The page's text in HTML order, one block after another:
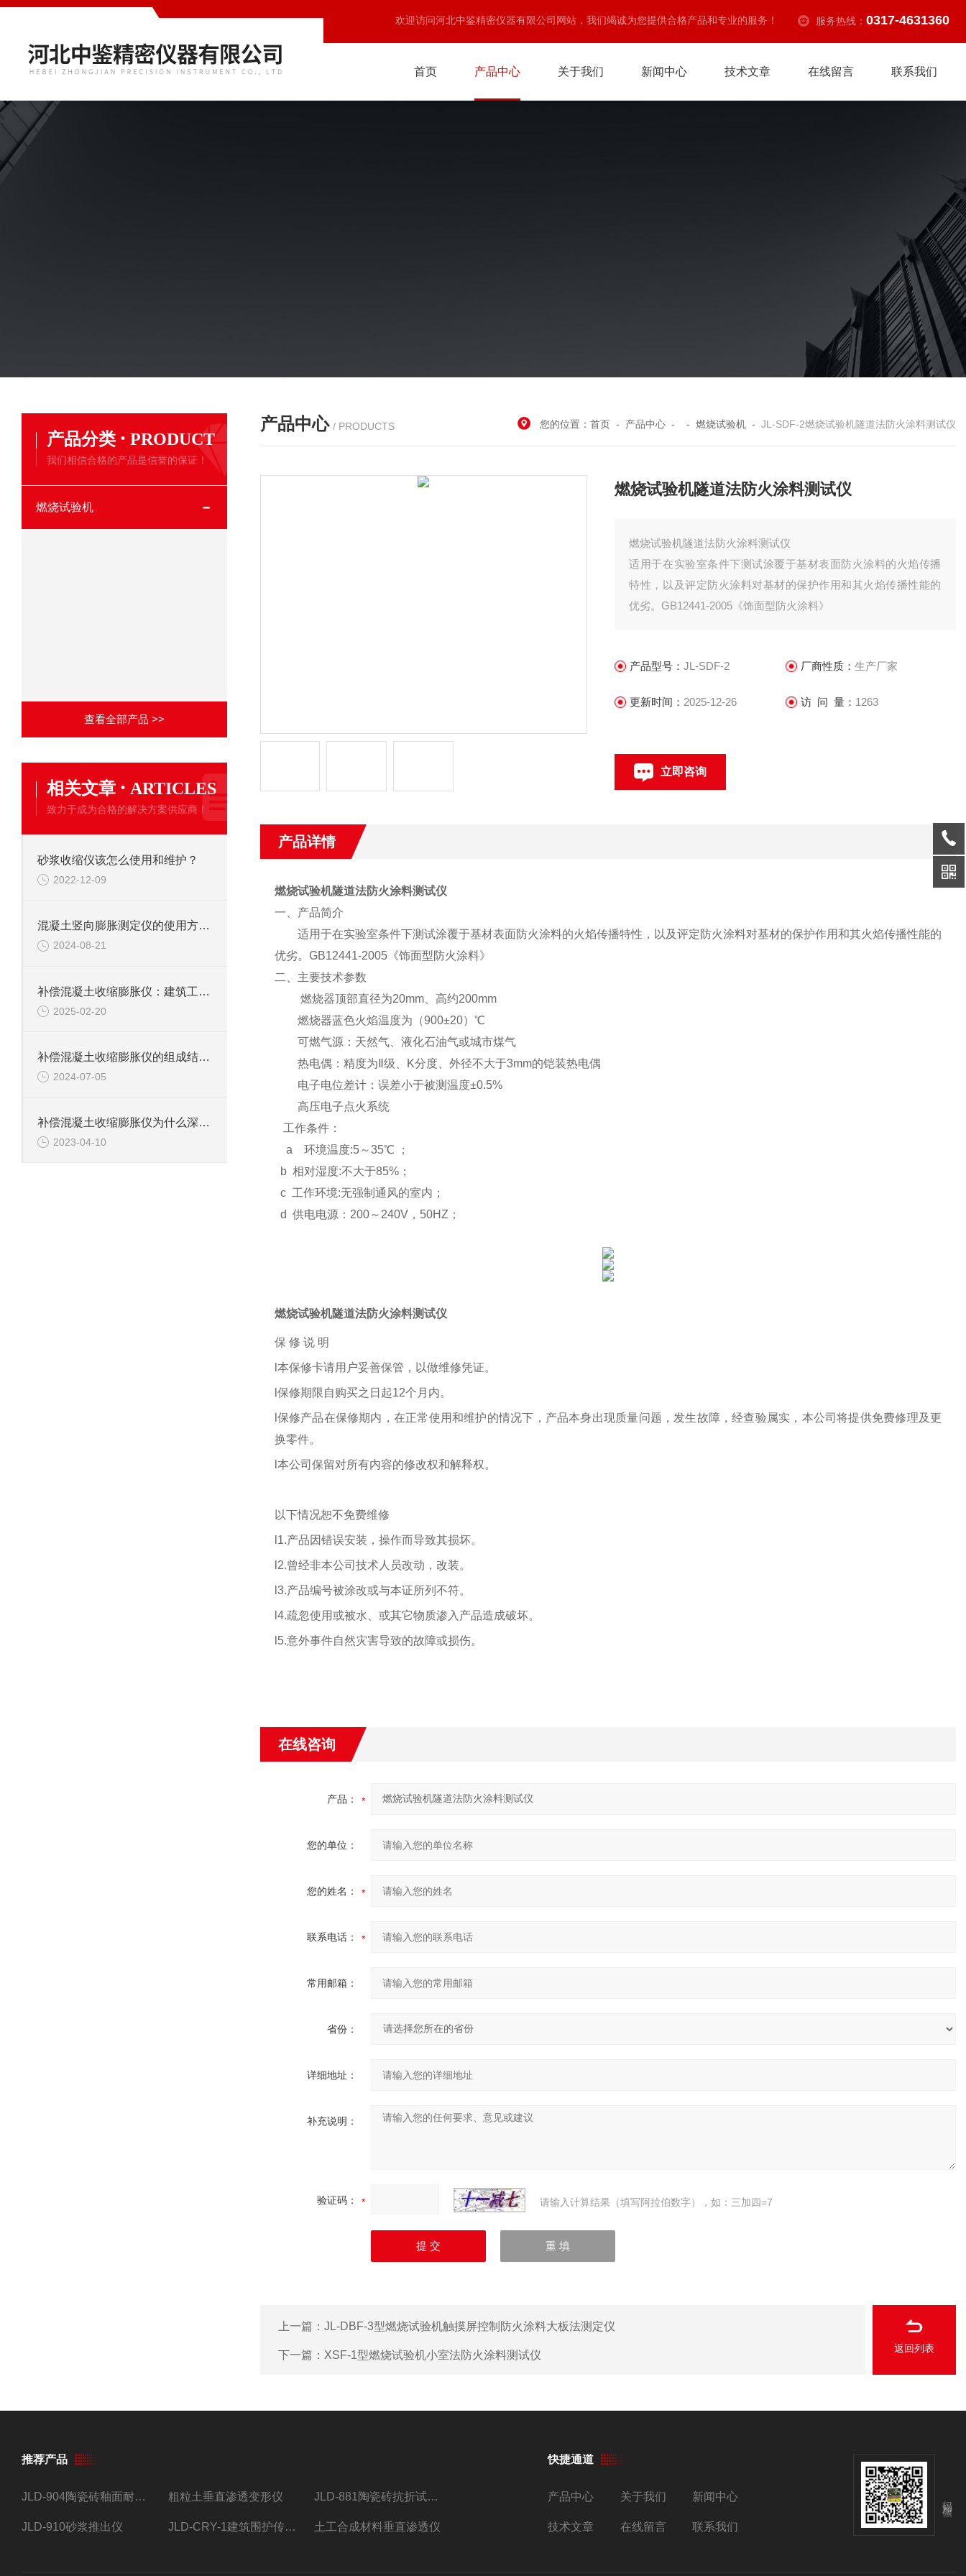
欢迎访问河北中鉴精密仪器有限公司网站，我们竭诚为您提供合格产品和专业的服务！ 服务热线： 0317-4631360
首页 产品中心 关于我们 新闻中心 技术文章 在线留言 联系我们
产品分类 · PRODUCT
我们相信合格的产品是信誉的保证！
燃烧试验机
查看全部产品 >>
相关文章 · ARTICLES
致力于成为合格的解决方案供应商！
砂浆收缩仪该怎么使用和维护？
2022-12-09
混凝土竖向膨胀测定仪的使用方法详解
2024-08-21
补偿混凝土收缩膨胀仪：建筑工程中的精准守护者
2025-02-20
补偿混凝土收缩膨胀仪的组成结构与设备作用科普
2024-07-05
补偿混凝土收缩膨胀仪为什么深受建筑工程领域的青睐？
2023-04-10
产品中心 / PRODUCTS 您的位置： 首页 - 产品中心 - - 燃烧试验机 - JL-SDF-2燃烧试验机隧道法防火涂料测试仪
燃烧试验机隧道法防火涂料测试仪
燃烧试验机隧道法防火涂料测试仪
适用于在实验室条件下测试涂覆于基材表面防火涂料的火焰传播
特性，以及评定防火涂料对基材的保护作用和其火焰传播性能的
优劣。GB12441-2005《饰面型防火涂料》
产品型号：JL-SDF-2 厂商性质： 生产厂家
更新时间： 2025-12-26 访 问 量： 1263
立即咨询
产品详情
燃烧试验机隧道法防火涂料测试仪
一、 产品简介
适用于在实验室条件下测试涂覆于基材表面防火涂料的火焰传播特性，以及评定防火涂料对基材的保护作用和其火焰传播性能的
优劣。 GB12441-2005《饰面型防火涂料》
二、主要技术参数
燃烧器顶部直径为20mm、高约200mm
燃烧器蓝色火焰温度为（900±20）℃
可燃气源：天然气、液化石油气或城市煤气
热电偶：精度为 Ⅱ级、K分度、外径不大于3mm的铠装热电偶
电子电位差计：误差小于被测温度±0.5%
高压电子点火系统
工作条件：
a
环境温度:5～35℃ ；
b 相对湿度:不大于85%；
c 工作环境:无强制通风的室内；
d 供电电源：200～240V，50HZ；
燃烧试验机隧道法防火涂料测试仪
保 修 说 明
l本保修卡请用户妥善保管，以做维修凭证。
l保修期限自购买之日起12个月内。
l保修产品在保修期内，在正常使用和维护的情况下，产品本身出现质量问题，发生故障，经查验属实，本公司将提供免费修理及更
换零件。
l本公司保留对所有内容的修改权和解释权。
以下情况恕不免费维修
1.产品因错误安装，操作而导致其损坏。
2.曾经非本公司技术人员改动，改装。
3.产品编号被涂改或与本证所列不符。
4.疏忽使用或被水、或其它物质渗入产品造成破坏。
5.意外事件自然灾害导致的故障或损伤。
在线咨询
产品：
您的单位：
您的姓名：
联系电话：
常用邮箱：
省份：
详细地址：
补充说明：
验证码： 请输入计算结果（填写阿拉伯数字），如：三加四=7
上一篇： JL-DBF-3型燃烧试验机触摸屏控制防火涂料大板法测定仪
下一篇： XSF-1型燃烧试验机小室法防火涂料测试仪
返回列表
推荐产品
JLD-904陶瓷砖釉面耐磨试验仪 粗粒土垂直渗透变形仪 JLD-881陶瓷砖抗折试验机仪器
JLD-910砂浆推出仪 JLD-CRY-1建筑围护传热系数现场检测仪仪器 土工合成材料垂直渗透仪
快捷通道
产品中心 关于我们 新闻中心
技术文章 在线留言 联系我们